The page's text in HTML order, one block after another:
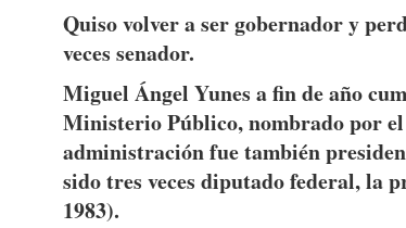
Quiso volver a ser gobernador y
veces senador.
Miguel Ángel Yunes a fin de año
Ministerio Público, nombrado por
administración fue también
sido tres veces diputado federal, la
1983).